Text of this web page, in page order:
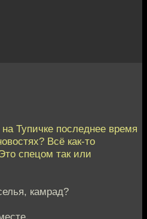
Тупичке последнее время
Всё как-то
спецом так или
камрад?